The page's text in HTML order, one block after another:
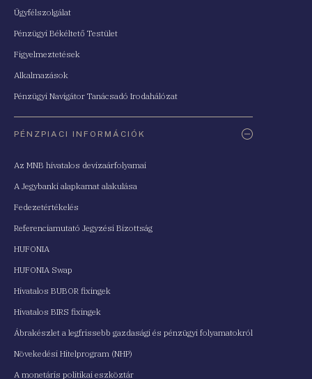
Ügyfélszolgálat
Pénzügyi Békéltető Testület
Figyelmeztetések
Alkalmazások
Pénzügyi Navigátor Tanácsadó Irodahálózat
PÉNZPIACI INFORMÁCIÓK
Az MNB hivatalos devizaárfolyamai
A Jegybanki alapkamat alakulása
Fedezetértékelés
Referenciamutató Jegyzési Bizottság
HUFONIA
HUFONIA Swap
Hivatalos BUBOR fixingek
Hivatalos BIRS fixingek
Ábrakészlet a legfrissebb gazdasági és pénzügyi folyamatokról
Növekedési Hitelprogram (NHP)
A monetáris politikai eszköztár